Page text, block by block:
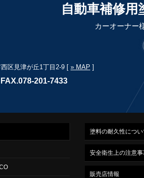
自動車補修
カーオーナー
区見津が丘1丁目2-9 [ » MAP ]
201-7433
塗料の耐久性につい
安全衛生上の注意事
販売店情報